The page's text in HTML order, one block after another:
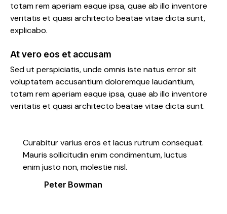
totam rem aperiam eaque ipsa, quae ab illo inventore
veritatis et quasi architecto beatae vitae dicta sunt,
explicabo.
At vero eos et accusam
Sed ut perspiciatis, unde omnis iste natus error sit
voluptatem accusantium doloremque laudantium,
totam rem aperiam eaque ipsa, quae ab illo inventore
veritatis et quasi architecto beatae vitae dicta sunt.
Curabitur varius eros et lacus rutrum consequat.
Mauris sollicitudin enim condimentum, luctus
enim justo non, molestie nisl.
Peter Bowman